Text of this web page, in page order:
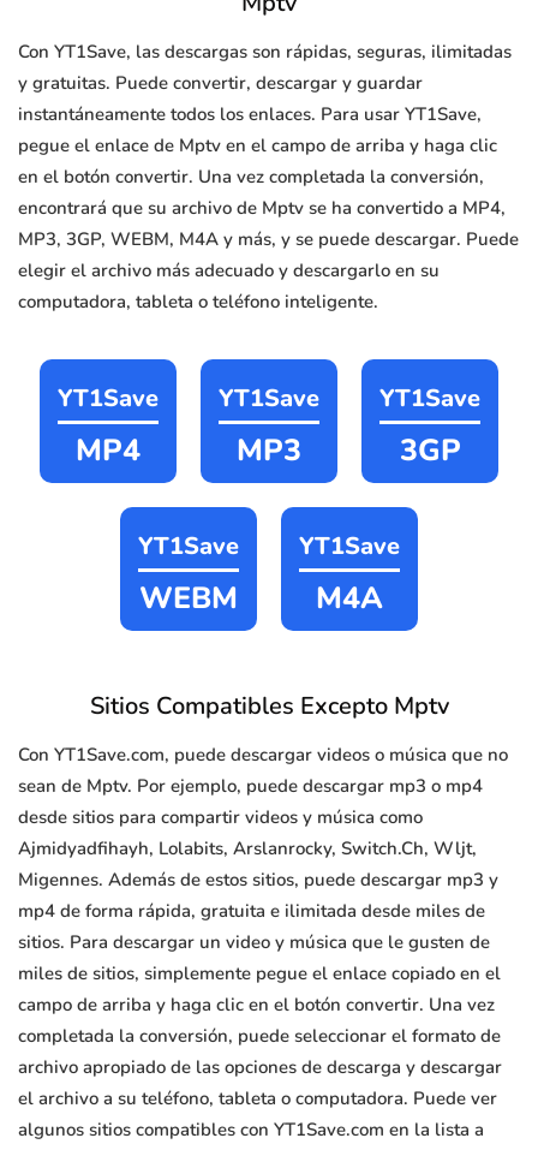
Con YT1Save, las descargas son rápidas, seguras, ilimitadas
y gratuitas. Puede convertir, descargar y guardar
instantáneamente todos los enlaces. Para usar YT1Save,
pegue el enlace de Mptv en el campo de arriba y haga clic
en el botón convertir. Una vez completada la conversión,
encontrará que su archivo de Mptv se ha convertido a MP4,
MP3, 3GP, WEBM, M4A y más, y se puede descargar. Puede
elegir el archivo más adecuado y descargarlo en su
computadora, tableta o teléfono inteligente.
YT1Save
MP4
YT1Save
MP3
YT1Save
3GP
YT1Save
WEBM
YT1Save
M4A
Sitios Compatibles Excepto Mptv
Con YT1Save.com, puede descargar videos o música que no
sean de Mptv. Por ejemplo, puede descargar mp3 o mp4
desde sitios para compartir videos y música como
Ajmidyadfihayh, Lolabits, Arslanrocky, Switch.Ch, Wljt,
Migennes. Además de estos sitios, puede descargar mp3 y
mp4 de forma rápida, gratuita e ilimitada desde miles de
sitios. Para descargar un video y música que le gusten de
miles de sitios, simplemente pegue el enlace copiado en el
campo de arriba y haga clic en el botón convertir. Una vez
completada la conversión, puede seleccionar el formato de
archivo apropiado de las opciones de descarga y descargar
el archivo a su teléfono, tableta o computadora. Puede ver
algunos sitios compatibles con YT1Save.com en la lista a